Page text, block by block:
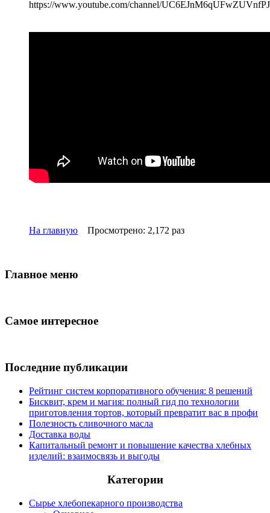
https://www.youtube.com/channel/
На главную Просмотрено: 2,172 раз
Главное меню
Самое интересное
Последние публикации
Рейтинг систем корпоративного обучения: 8 решений
Бисквит, крем и магия: полный гид по технологии
приготовления тортов, который превратит вас в профи
Полезность сливочного масла
Доставка воды
Капитальный ремонт и повышение качества хлебных
изделий: взаимосвязь и выгоды
Категории
Сырье хлебопекарного производства